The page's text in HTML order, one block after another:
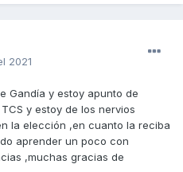
2021
Gandía y estoy apunto de
y estoy de los nervios
la elección ,en cuanto la reciba
aprender un poco con
,muchas gracias de